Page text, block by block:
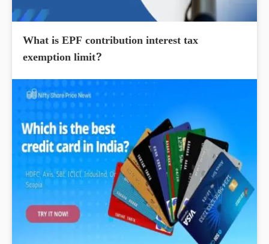
What is EPF contribution interest tax
exemption limit?